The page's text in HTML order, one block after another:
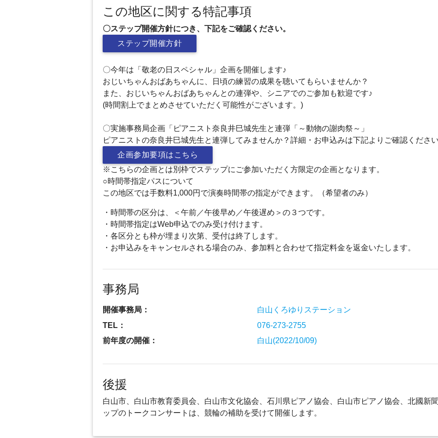
この地区に関する特記事項
〇ステップ開催方針につき、下記をご確認ください。
ステップ開催方針
〇今年は「敬老の日スペシャル」企画を開催します♪
おじいちゃんおばあちゃんに、日頃の練習の成果を聴いてもらいませんか？
また、おじいちゃんおばあちゃんとの連弾や、シニアでのご参加も歓迎です♪
(時間割上でまとめさせていただく可能性がございます。)
〇実施事務局企画「ピアニスト奈良井巳城先生と連弾「～動物の謝肉祭～」
ピアニストの奈良井巳城先生と連弾してみませんか？詳細・お申込みは下記よりご確認くださ
企画参加要項はこちら
※こちらの企画とは別枠でステップにご参加いただく方限定の企画となります。
○時間帯指定パスについて
この地区では手数料1,000円で演奏時間帯の指定ができます。（希望者のみ）
・時間帯の区分は、＜午前／午後早め／午後遅め＞の３つです。
・時間帯指定はWeb申込でのみ受け付けます。
・各区分とも枠が埋まり次第、受付は終了します。
・お申込みをキャンセルされる場合のみ、参加料と合わせて指定料金を返金いたします。
事務局
開催事務局：
白山くろゆりステーション
TEL：
076-273-2755
前年度の開催：
白山(2022/10/09)
後援
白山市、白山市教育委員会、白山市文化協会、石川県ピアノ協会、白山市ピアノ協会、北國
ップのトークコンサートは、競輪の補助を受けて開催します。